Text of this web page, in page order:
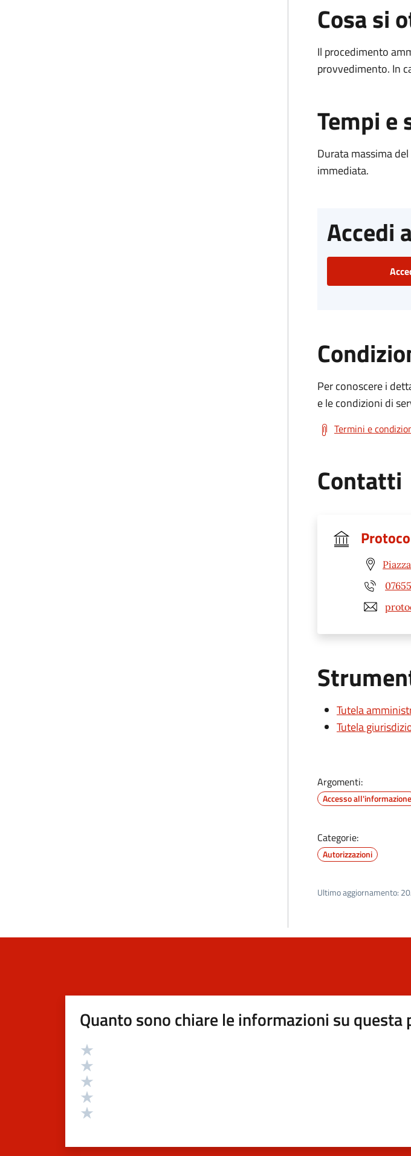
Cosa si
Il procedimento
provvedimento. In
Tempi e
Durata massima
immediata.
Accedi
Per conoscere i
e le condizioni di
Termini e
Contatti
Tutela
Tutela
Argomenti:
Accesso all'informazione
Categorie:
Autorizzazioni
Ultimo aggiornamento:
Quanto sono chiare le informazioni su questa
Valutazione